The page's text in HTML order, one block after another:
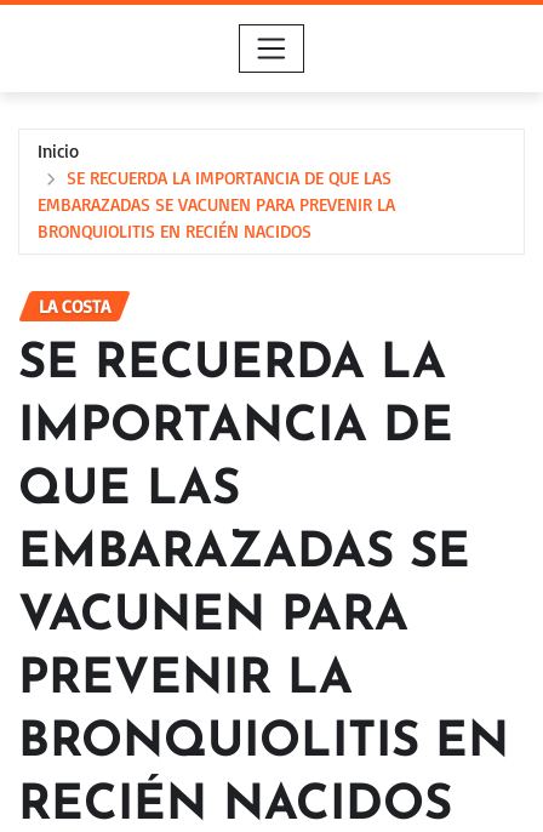
Inicio
SE RECUERDA LA IMPORTANCIA DE QUE LAS
EMBARAZADAS SE VACUNEN PARA PREVENIR LA
BRONQUIOLITIS EN RECIÉN NACIDOS
LA COSTA
SE RECUERDA LA
IMPORTANCIA DE
QUE LAS
EMBARAZADAS SE
VACUNEN PARA
PREVENIR LA
BRONQUIOLITIS EN
RECIÉN NACIDOS